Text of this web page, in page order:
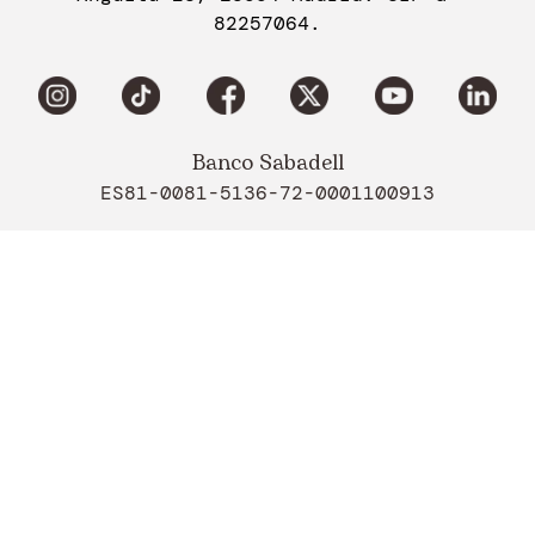
82257064.
Banco Sabadell
ES81-0081-5136-72-0001100913